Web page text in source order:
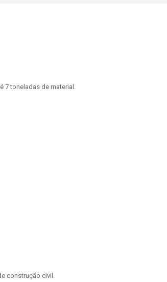
7 toneladas de material.
construção civil.